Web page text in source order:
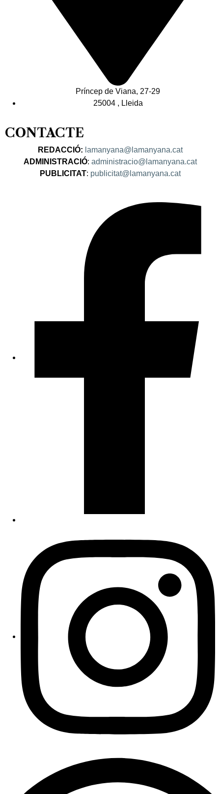
Príncep de Viana, 27-29
25004 , Lleida
CONTACTE
REDACCIÓ: lamanyana@lamanyana.cat
ADMINISTRACIÓ: administracio@lamanyana.cat
PUBLICITAT: publicitat@lamanyana.cat